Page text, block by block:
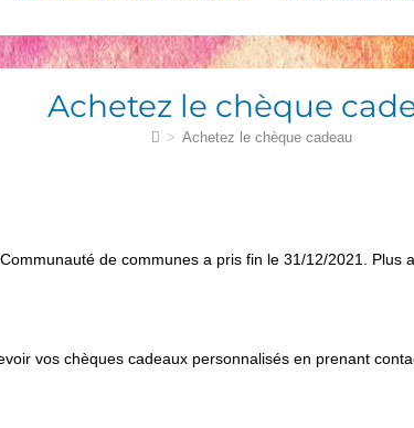
Achetez le chèque
> Achetez le chèque cadeau
de communes a pris fin le 31/12/2021. Plus
vos chèques cadeaux personnalisés en prenant